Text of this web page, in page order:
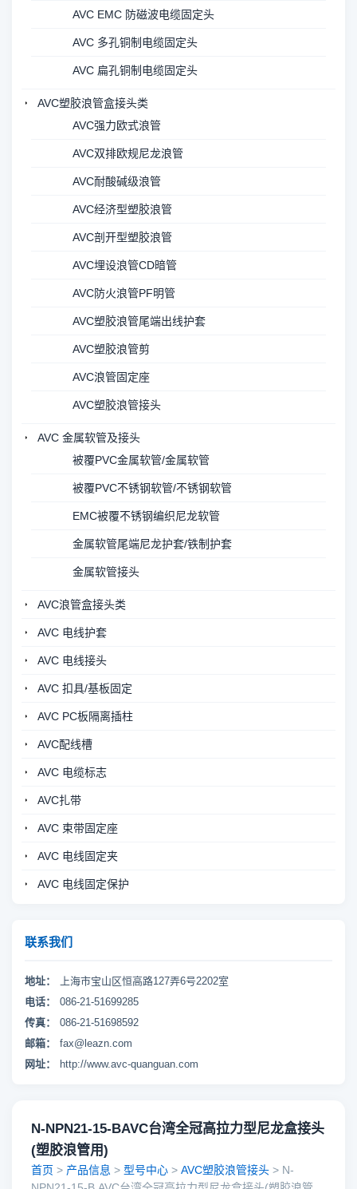
AVC EMC 防磁波电缆固定头
AVC 多孔铜制电缆固定头
AVC 扁孔铜制电缆固定头
AVC塑胶浪管盒接头类
AVC强力欧式浪管
AVC双排欧规尼龙浪管
AVC耐酸碱级浪管
AVC经济型塑胶浪管
AVC剖开型塑胶浪管
AVC埋设浪管CD暗管
AVC防火浪管PF明管
AVC塑胶浪管尾端出线护套
AVC塑胶浪管剪
AVC浪管固定座
AVC塑胶浪管接头
AVC 金属软管及接头
被覆PVC金属软管/金属软管
被覆PVC不锈钢软管/不锈钢软管
EMC被覆不锈钢编织尼龙软管
金属软管尾端尼龙护套/铁制护套
金属软管接头
AVC浪管盒接头类
AVC 电线护套
AVC 电线接头
AVC 扣具/基板固定
AVC PC板隔离插柱
AVC配线槽
AVC 电缆标志
AVC扎带
AVC 束带固定座
AVC 电线固定夹
AVC 电线固定保护
联系我们
地址：
上海市宝山区恒高路127弄6号2202室
电话：
086-21-51699285
传真：
086-21-51698592
邮箱：
fax@leazn.com
网址：
http://www.avc-quanguan.com
N-NPN21-15-BAVC台湾全冠高拉力型尼龙盒接头
(塑胶浪管用)
首页 > 产品信息 > 型号中心 > AVC塑胶浪管接头 > N-